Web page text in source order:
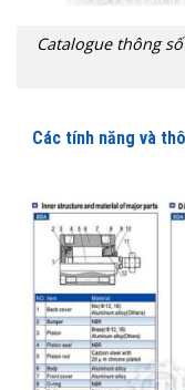
Catalogue thông
Các tính năng và